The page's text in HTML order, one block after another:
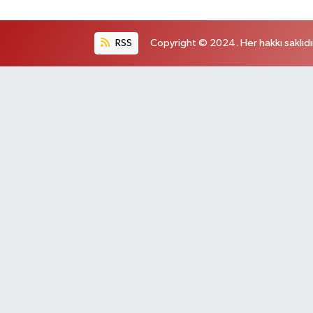
RSS Copyright © 2024. Her hakkı